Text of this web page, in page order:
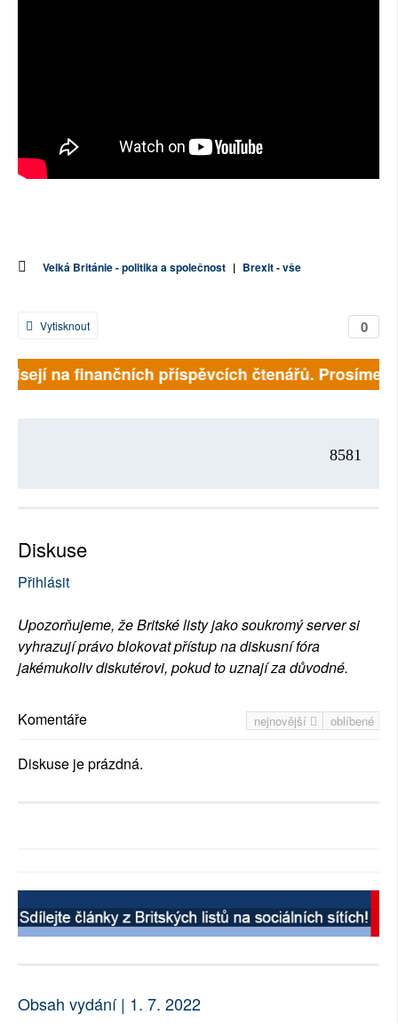
Velká Británie - politika a společnost | Brexit - vše
0
Vytisknout
na finančních příspěvcích čtenářů. Prosíme,
8581
Diskuse
Přihlásit
Upozorňujeme, že Britské listy jako soukromý server si
vyhrazují právo blokovat přístup na diskusní fóra
jakémukoliv diskutérovi, pokud to uznají za důvodné.
nejnovější oblíbené
Komentáře
Diskuse je prázdná.
Obsah vydání | 1. 7. 2022